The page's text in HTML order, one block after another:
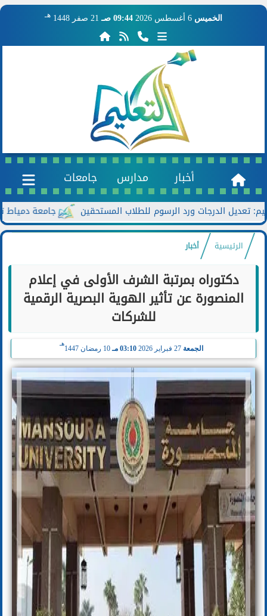
الخميس 09:44 صـ 21 صفر 1448 هـ
أخبار مدارس جامعات
جامعة دمياط تعزز
الرئيسية أخبار
دكتوراه بمرتبة الشرف الأولى في إعلام
المنصورة عن تأثير الهوية البصرية الرقمية
للشركات
الجمعة 27 فبراير 2026 03:10 مـ 10 رمضان 1447
هـ